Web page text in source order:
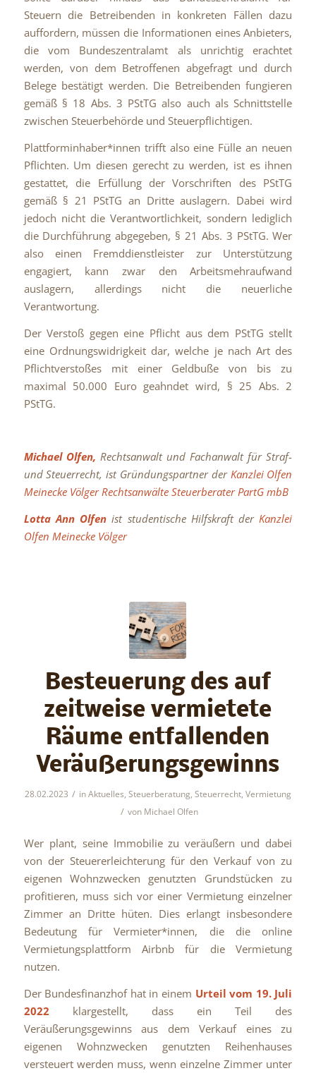
Steuern die Betreibenden in konkreten Fällen dazu
auffordern, müssen die Informationen eines Anbieters,
die vom Bundeszentralamt als unrichtig erachtet
werden, von dem Betroffenen abgefragt und durch
Belege bestätigt werden. Die Betreibenden fungieren
gemäß § 18 Abs. 3 PStTG also auch als Schnittstelle
zwischen Steuerbehörde und Steuerpflichtigen.
Plattforminhaber*innen trifft also eine Fülle an neuen
Pflichten. Um diesen gerecht zu werden, ist es ihnen
gestattet, die Erfüllung der Vorschriften des PStTG
gemäß § 21 PStTG an Dritte auslagern. Dabei wird
jedoch nicht die Verantwortlichkeit, sondern lediglich
die Durchführung abgegeben, § 21 Abs. 3 PStTG. Wer
also einen Fremddienstleister zur Unterstützung
engagiert, kann zwar den Arbeitsmehraufwand
auslagern, allerdings nicht die neuerliche
Verantwortung.
Der Verstoß gegen eine Pflicht aus dem PStTG stellt
eine Ordnungswidrigkeit dar, welche je nach Art des
Pflichtverstoßes mit einer Geldbuße von bis zu
maximal 50.000 Euro geahndet wird, § 25 Abs. 2
PStTG.
Michael Olfen, Rechtsanwalt und Fachanwalt für Straf-
und Steuerrecht, ist Gründungspartner der Kanzlei Olfen
Meinecke Völger Rechtsanwälte Steuerberater PartG mbB
Lotta Ann Olfen ist studentische Hilfskraft derKanzlei
Olfen Meinecke Völger
Besteuerung des auf
zeitweise vermietete
Räume entfallenden
Veräußerungsgewinns
28.02.2023 / inAktuelles, Steuerberatung, Steuerrecht, Vermietung
/ von Michael Olfen
Wer plant, seine Immobilie zu veräußern und dabei
von der Steuererleichterung für den Verkauf von zu
eigenen Wohnzwecken genutzten Grundstücken zu
profitieren, muss sich vor einer Vermietung einzelner
Zimmer an Dritte hüten. Dies erlangt insbesondere
Bedeutung für Vermieter*innen, die die online
Vermietungsplattform Airbnb für die Vermietung
nutzen.
Der Bundesfinanzhof hat in einem Urteil vom 19. Juli
2022 klargestellt, dass ein Teil des
Veräußerungsgewinns aus dem Verkauf eines zu
eigenen Wohnzwecken genutzten Reihenhauses
versteuert werden muss, wenn einzelne Zimmer unter